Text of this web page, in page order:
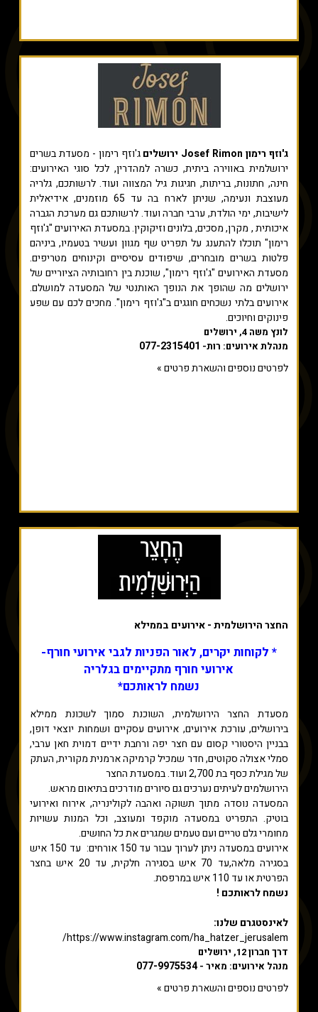
ג'וזף רימון Josef Rimon ירושלים
ג'וזף רימון - מסעדת בשרים
ירושלמית באווירה ביתית, כשרה למהדרין, לכל סוגי האירועים:
חינה, חתונות, בריתות, חגיגות גיל המצווה ועוד. לרשותכם, גלריה
מעוצבת ונעימה, שניתן לארח בה עד 65 מוזמנים, אידיאלית
לישיבות, ימי הולדת, ערבי חברה ועוד. לרשותכם גם מערכת הגברה
איכותית , מקרן, מסכים, בלונים וזיקוקין. במסעדת האירועים "ג'וזף
רימון" תוכלו להתענג על תפריט שף מגוון ועשיר בטעמיו, ביניהם
פלטות בשרים מובחרים, שיפודים עסיסיים וקינוחים מטריפים.
מסעדת האירועים "ג'וזף רימון", שוכנת בין רחובותיה הציוריים של
ירושלים מה שהופך את הנופך האותנטי של המסעדה למושלם.
אירועים בלתי נשכחים חוגגים ב"ג'וזף רימון". מחכים לכם עם שפע
פינוקים וחיוכים.
לונץ משה 4, ירושלים
מנהלת אירועים: רות- 077-2315401
לפרטים נוספים והשארת פרטים »
החצר הירושלמית - אירועים בממילא
* לקוחות יקרים, לאור הפניות לגבי אירועי חורף-
אירועי חורף מתקיימים בגלריה
נשמח לראותכם*
מסעדת החצר הירושלמית, השוכנת סמוך לשכונת ממילא
בירושלים, עורכת אירועים, אירועים עסקיים ושמחות יוצאי דופן,
בבניין היסטורי קסום עם חצר יפה ורחבת ידיים דמוית חאן ערבי,
סמלי אצולה סקוטים, חדר שמכיל קרמיקה ארמנית מקורית, העתק
של מגילת כסף בת 2,700 ועוד. במסעדת החצר
הירושלמים לעיתים נערכים גם סיורים מודרכים בתיאום מראש.
המסעדה נוסדה מתוך תשוקה ואהבה לקולינריה, אירוח ואירועי
בוטיק. התפריט במסעדה מוקפד ומעוצב, וכל המנות עשויות
מחומרי גלם טריים ועם טעמים שמגרים את כל החושים.
אירועים במסעדה ניתן לערוך עבור עד 150 אורחים: עד 150 איש
בסגירה מלאה,עד 70 איש בסגירה חלקית, עד 20 איש בחצר
הפרטית או עד 110 איש במרפסת.
נשמח לראותכם !
לאינסטגרם שלנו:
https://www.instagram.com/ha_hatzer_jerusalem/
דרך חברון 12, ירושלים
מנהל אירועים: מאיר -077-9975534
לפרטים נוספים והשארת פרטים »